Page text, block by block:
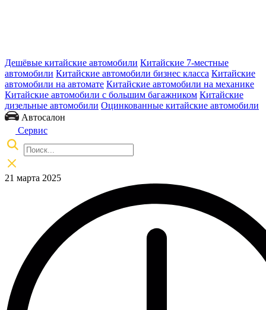
Дешёвые китайские автомобили Китайские 7-местные
автомобили Китайские автомобили бизнес класса Китайские
автомобили на автомате Китайские автомобили на механике
Китайские автомобили с большим багажником Китайские
дизельные автомобили Оцинкованные китайские автомобили
Автосалон
Сервис
21 марта 2025